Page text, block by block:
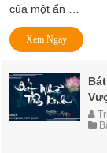
của một ẩn …
Xem Ngay